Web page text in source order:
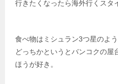
行きたくなったら海外行くスタ
食べ物はミシュラン3つ星のよ
どっちかというとバンコクの屋
ほうが好き。